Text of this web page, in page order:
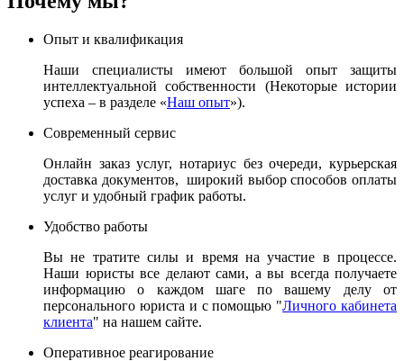
Опыт и квалификация
Наши специалисты имеют большой опыт защиты
интеллектуальной собственности (Некоторые истории
успеха – в разделе «Наш опыт»).
Современный сервис
Онлайн заказ услуг, нотариус без очереди, курьерская
доставка документов, широкий выбор способов оплаты
услуг и удобный график работы.
Удобство работы
Вы не тратите силы и время на участие в процессе.
Наши юристы все делают сами, а вы всегда получаете
информацию о каждом шаге по вашему делу от
персонального юриста и с помощью "Личного кабинета
клиента" на нашем сайте.
Оперативное реагирование